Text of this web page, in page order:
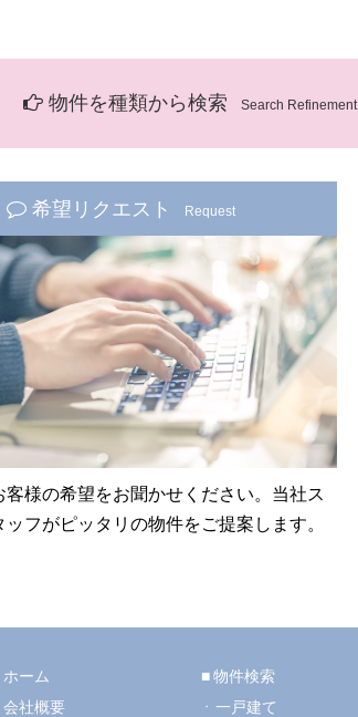
物件を種類から検索 Search Refinement
希望リクエスト Request
客様の希望をお聞かせください。当社ス
ッフがピッタリの物件をご提案します。
ホーム
会社概要
物件検索
一戸建て